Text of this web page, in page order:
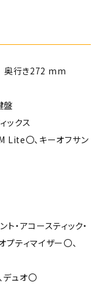
行き272 mm
盤
ックス
Lite〇、キーオフサン
ト・アコースティック・
ティマイザー〇、
デュオ〇